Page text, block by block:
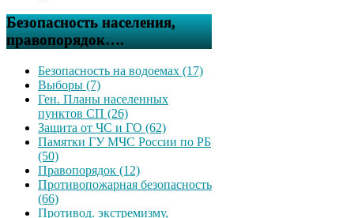
Безопасность населения,
правопорядок….
Безопасность на водоемах (17)
Выборы (7)
Ген. Планы населенных
пунктов СП (26)
Защита от ЧС и ГО (62)
Памятки ГУ МЧС России по РБ
(50)
Правопорядок (12)
Противопожарная безопасность
(66)
Противод. экстремизму,